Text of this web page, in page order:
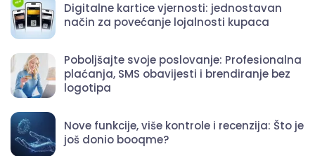
Digitalne kartice vjernosti: jednostavan
način za povećanje lojalnosti kupaca
Poboljšajte svoje poslovanje: Profesionalna
plaćanja, SMS obavijesti i brendiranje bez
logotipa
Nove funkcije, više kontrole i recenzija: Što je
još donio booqme?